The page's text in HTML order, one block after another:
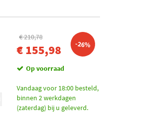
€ 210,78
€ 155,98 -26%
Op voorraad
Vandaag voor 18:00 besteld,
binnen 2 werkdagen
(zaterdag) bij u geleverd.